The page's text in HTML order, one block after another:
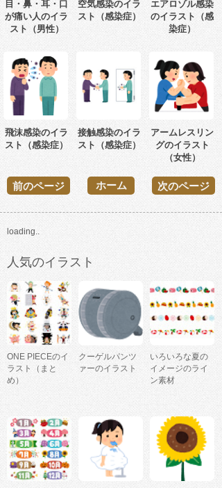
目・鼻・耳・口
が痛い人のイラ
スト（男性）
空気感染のイラ
スト（感染症）
エアロゾル感染
のイラスト（感
染症）
飛沫感染のイラ
スト（感染症）
接触感染のイラ
スト（感染症）
アームレスリン
グのイラスト
（女性）
前のページ 次のページ
ホーム
loading..
人気のイラスト
ONE PIECEのイ
ラスト（まと
め）
クーゲルパンツ
ァーのイラスト
いろいろな夏の
イメージのライ
ン素材